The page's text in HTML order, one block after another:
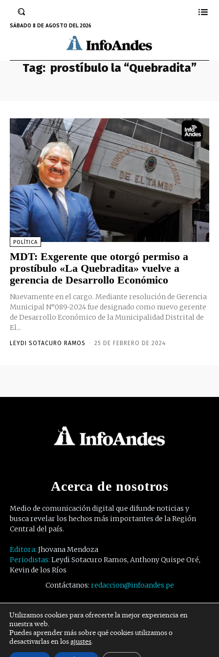
SÁBADO 8 DE AGOSTO DEL 2026
Tag: prostíbulo la “Quebradita”
POLÍTICA
MDT: Exgerente que otorgó permiso a
prostíbulo «La Quebradita» vuelve a
gerencia de Desarrollo Económico
Nuevamente en el cargo. Mediante resolución de Gerencia
Municipal N°089-2024 fue designado como nuevo gerente
de Desarrollo Económico de la Municipalidad Distrital de
El...
LEYDI SOTACURO RAMOS - 25 DE FEBRERO DE 2024
Acerca de nosotros
Medio de comunicación digital que difunde noticias y
busca revelar los hechos más importantes de la Región
Central del país.
Editora: Jhovana Mendoza
Periodistas: Leydi Sotacuro Ramos, Anthony Quispe Oré,
Kevin de los Ríos
Contáctanos: redaccion@infoandes.pe
Síguenos
Facebook Twitter Youtube
Utilizamos cookies para ofrecerte la mejor experiencia en
nuestra web.
Puedes aprender más sobre qué cookies utilizamos o
desactivarlas en losajustes.